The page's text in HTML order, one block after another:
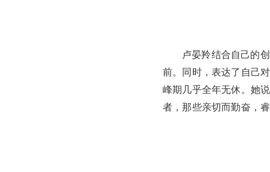
卢晏羚结合自己的
前。同时，表达了自己
峰期几乎全年无休。她
者，那些亲切而勤奋，